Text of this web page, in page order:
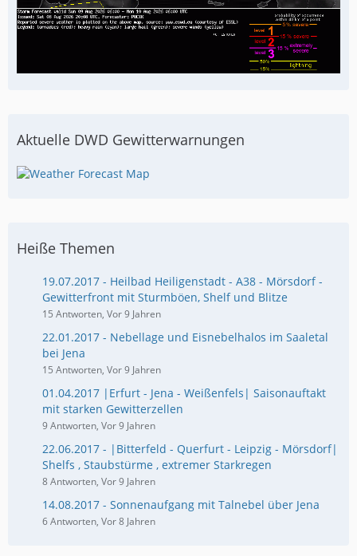
Aktuelle DWD Gewitterwarnungen
Heiße Themen
19.07.2017 - Heilbad Heiligenstadt - A38 - Mörsdorf -
Gewitterfront mit Sturmböen, Shelf und Blitze
15 Antworten, Vor 9 Jahren
22.01.2017 - Nebellage und Eisnebelhalos im Saaletal
bei Jena
15 Antworten, Vor 9 Jahren
01.04.2017 |Erfurt - Jena - Weißenfels| Saisonauftakt
mit starken Gewitterzellen
9 Antworten, Vor 9 Jahren
22.06.2017 - |Bitterfeld - Querfurt - Leipzig - Mörsdorf|
Shelfs , Staubstürme , extremer Starkregen
8 Antworten, Vor 9 Jahren
14.08.2017 - Sonnenaufgang mit Talnebel über Jena
6 Antworten, Vor 8 Jahren